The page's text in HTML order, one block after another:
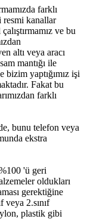
farklı
resmi kanallar
ve bu
altı veya aracı
mantığı ile
bizim yaptığımız işi
Fakat bu
farklı
bunu telefon veya
ekstra
'ü geri
oldukları
gerektiğine
veya 2.sınıf
plastik gibi